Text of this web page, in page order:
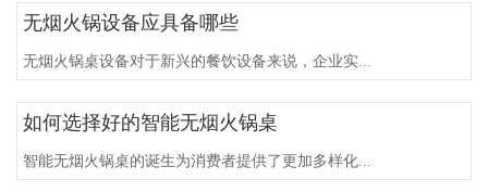
无烟火锅设备应具备哪些
无烟火锅桌设备对于新兴的餐饮设备来说，企业实...
如何选择好的智能无烟火锅桌
智能无烟火锅桌的诞生为消费者提供了更加多样化...